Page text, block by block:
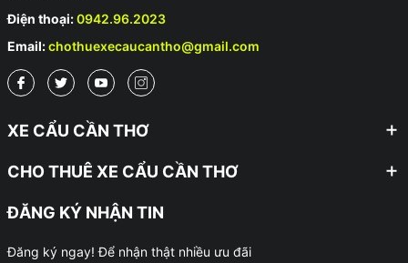
Điện thoại:0942.96.2023
Email:chothuexecaucantho@gmail.com
XE CẨU CẦN THƠ
CHO THUÊ XE CẨU CẦN THƠ
ĐĂNG KÝ NHẬN TIN
Đăng ký ngay! Để nhận thật nhiều ưu đãi